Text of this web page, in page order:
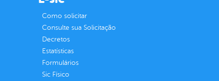
Como solicitar
Consulte sua Solicitação
Decretos
Estatísticas
Formulários
Sic Físico